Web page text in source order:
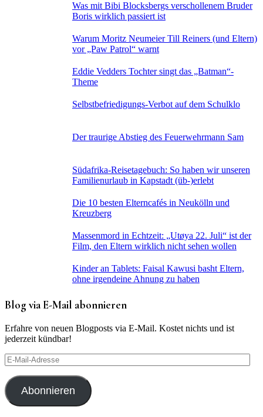
Was mit Bibi Blocksbergs verschollenem Bruder
Boris wirklich passiert ist
Warum Moritz Neumeier Till Reiners (und Eltern)
vor „Paw Patrol“ warnt
Eddie Vedders Tochter singt das „Batman“-
Theme
Selbstbefriedigungs-Verbot auf dem Schulklo
Der traurige Abstieg des Feuerwehrmann Sam
Südafrika-Reisetagebuch: So haben wir unseren
Familienurlaub in Kapstadt (üb-)erlebt
Die 10 besten Elterncafés in Neukölln und
Kreuzberg
Massenmord in Echtzeit: „Utøya 22. Juli“ ist der
Film, den Eltern wirklich nicht sehen wollen
Kinder an Tablets: Faisal Kawusi basht Eltern,
ohne irgendeine Ahnung zu haben
Blog via E-Mail abonnieren
Erfahre von neuen Blogposts via E-Mail. Kostet nichts und ist
jederzeit kündbar!
E-
Mail-
Adresse
Abonnieren